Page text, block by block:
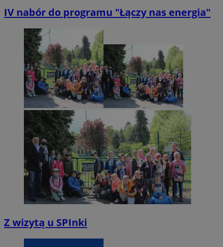
IV nabór do programu "Łączy nas energia"
Z wizytą u SPInki